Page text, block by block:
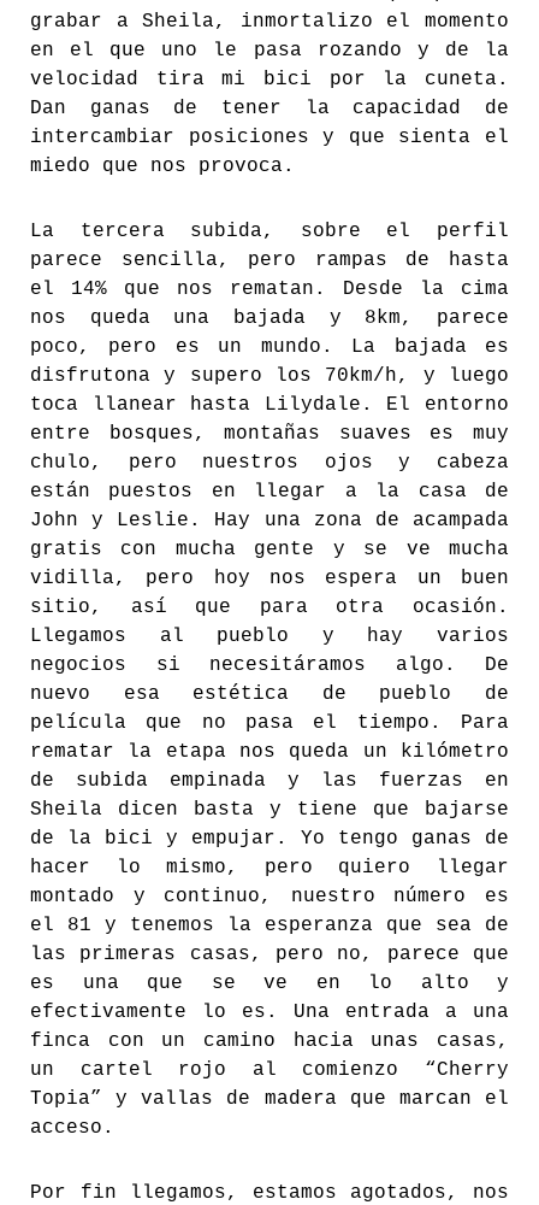
grabar a Sheila, inmortalizo el momento
en el que uno le pasa rozando y de la
velocidad tira mi bici por la cuneta.
Dan ganas de tener la capacidad de
intercambiar posiciones y que sienta el
miedo que nos provoca.
La tercera subida, sobre el perfil
parece sencilla, pero rampas de hasta
el 14% que nos rematan. Desde la cima
nos queda una bajada y 8km, parece
poco, pero es un mundo. La bajada es
disfrutona y supero los 70km/h, y luego
toca llanear hasta Lilydale. El entorno
entre bosques, montañas suaves es muy
chulo, pero nuestros ojos y cabeza
están puestos en llegar a la casa de
John y Leslie. Hay una zona de acampada
gratis con mucha gente y se ve mucha
vidilla, pero hoy nos espera un buen
sitio, así que para otra ocasión.
Llegamos al pueblo y hay varios
negocios si necesitáramos algo. De
nuevo esa estética de pueblo de
película que no pasa el tiempo. Para
rematar la etapa nos queda un kilómetro
de subida empinada y las fuerzas en
Sheila dicen basta y tiene que bajarse
de la bici y empujar. Yo tengo ganas de
hacer lo mismo, pero quiero llegar
montado y continuo, nuestro número es
el 81 y tenemos la esperanza que sea de
las primeras casas, pero no, parece que
es una que se ve en lo alto y
efectivamente lo es. Una entrada a una
finca con un camino hacia unas casas,
un cartel rojo al comienzo “Cherry
Topia” y vallas de madera que marcan el
acceso.
Por fin llegamos, estamos agotados, nos